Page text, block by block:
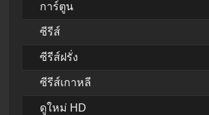
การ์ตูน
ซีรีส์
ซีรีส์ฝรั่ง
ซีรีส์เกาหลี
ดูใหม่ HD